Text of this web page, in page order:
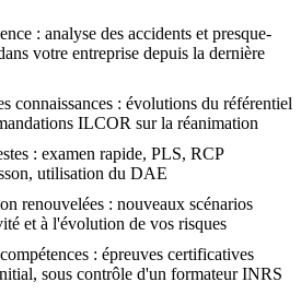
: analyse des accidents et presque-
votre entreprise depuis la dernière
connaissances : évolutions du référentiel
ILCOR sur la réanimation
: examen rapide, PLS, RCP
utilisation du DAE
renouvelées : nouveaux scénarios
et à l'évolution de vos risques
: épreuves certificatives
sous contrôle d'un formateur INRS